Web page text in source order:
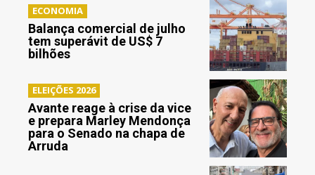
ECONOMIA
Balança comercial de julho
tem superávit de US$ 7
bilhões
ELEIÇÕES 2026
Avante reage à crise da vice
e prepara Marley Mendonça
para o Senado na chapa de
Arruda